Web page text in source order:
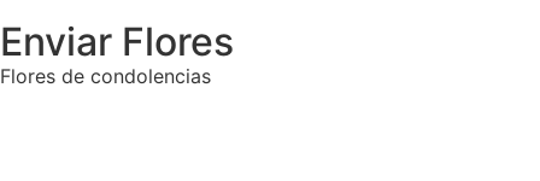
Enviar Flores
Flores de condolencias